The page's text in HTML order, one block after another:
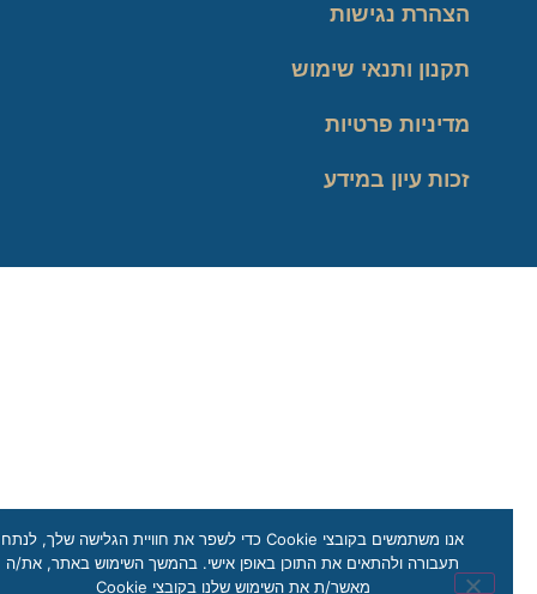
הצהרת נגישות
תקנון ותנאי שימוש
מדיניות פרטיות
זכות עיון במידע
אנו משתמשים בקובצי Cookie כדי לשפר את חוויית הגלישה שלך, לנתח
תעבורה ולהתאים את התוכן באופן אישי. בהמשך השימוש באתר, את/ה
מאשר/ת את השימוש שלנו בקובצי Cookie